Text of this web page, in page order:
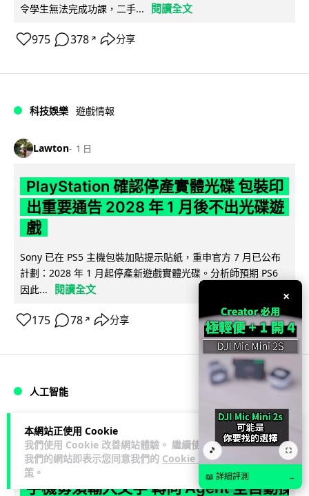
本網站正使用 Cookie
我們使用 Cookie 改善網站體驗。 繼續使用
我們的網站即表示您同意我們的 Cookie 政
策 。
令學生無法完成功課，二手...
閱讀全文
975 378 ↗ 分享
科技娛樂 遊戲情報
Lawton 1 日
PlayStation 確認停產實體光碟 包裝印
出重要通告 2028 年 1 月後不出光碟遊
戲
Sony 已在 PS5 主機包裝加貼提示貼紙，重申官方 7 月已公布
計劃：2028 年 1 月起停產新遊戲實體光碟。分析師預期 PS6
因此...
閱讀全文
175 78 ↗ 分享
人工智能
Vin 1 日
Samsung 展示 Galaxy AI 新方向 未來
手機毋須輸入文字 轉向 Agent 全自動操
×
🎵 ⛶
📖 詳細評測 →